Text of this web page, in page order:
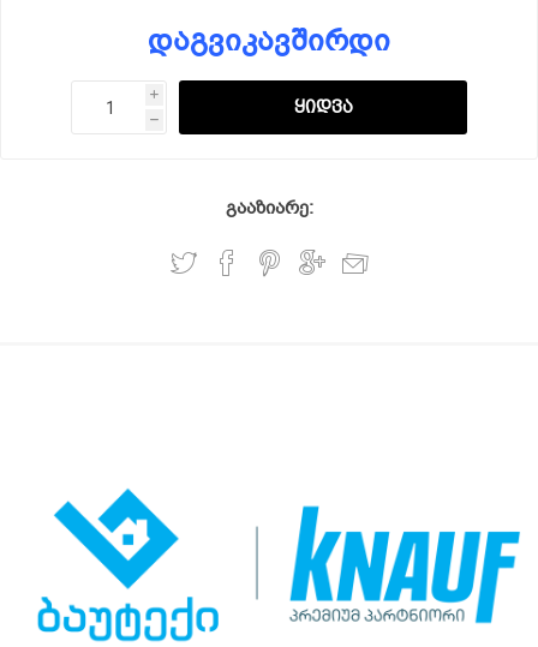
დაგვიკავშირდი
i
h
გააზიარე: